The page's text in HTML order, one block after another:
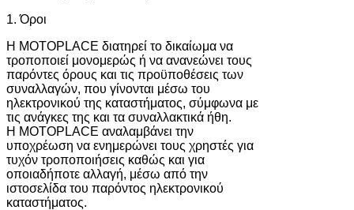
1. Όροι
Η MOTOPLACE διατηρεί το δικαίωμα να
τροποποιεί μονομερώς ή να ανανεώνει τους
παρόντες όρους και τις προϋποθέσεις των
συναλλαγών, που γίνονται μέσω του
ηλεκτρονικού της καταστήματος, σύμφωνα με
τις ανάγκες της και τα συναλλακτικά ήθη.
Η MOTOPLACE αναλαμβάνει την
υποχρέωση να ενημερώνει τους χρηστές για
τυχόν τροποποιήσεις καθώς και για
οποιαδήποτε αλλαγή, μέσω από την
ιστοσελίδα του παρόντος ηλεκτρονικού
καταστήματος.